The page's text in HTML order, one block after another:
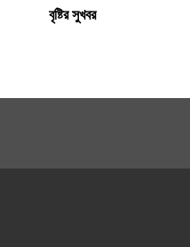
বৃষ্টির সুখবর